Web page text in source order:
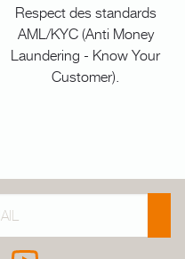
Respect des standards
AML/KYC (Anti Money
Laundering - Know Your
Customer).